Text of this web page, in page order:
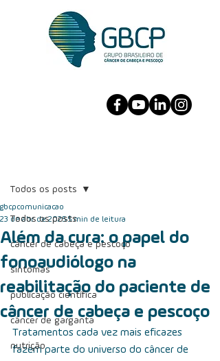
Todos os posts
câncer de cabeça e pescoço
sintomas
publicação científica
câncer de garganta
nutrição
Todos os posts
Além da cura: o papel do
fonoaudiólogo na
reabilitação do paciente de
câncer de cabeça e pescoço
gbcpcomunicacao
23 de abr. de 2025 5 min de leitura
Tratamentos cada vez mais eficazes
fazem parte do universo do câncer de